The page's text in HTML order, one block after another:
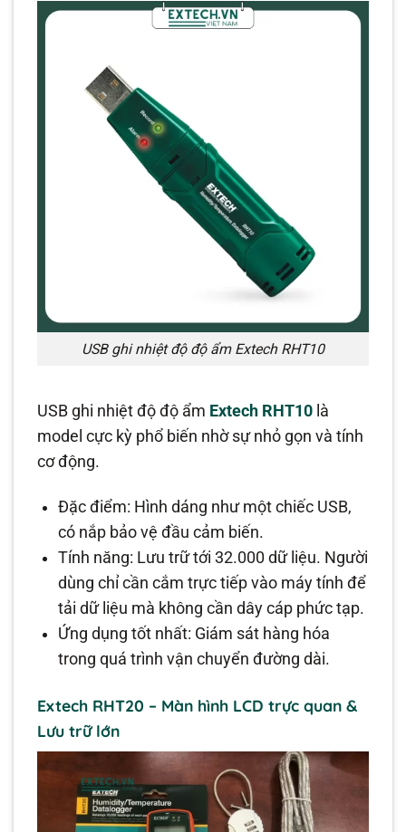
USB ghi nhiệt độ độ ẩm Extech RHT10
USB ghi nhiệt độ độ ẩm Extech RHT10 là
model cực kỳ phổ biến nhờ sự nhỏ gọn và tính
cơ động.
Đặc điểm: Hình dáng như một chiếc USB,
có nắp bảo vệ đầu cảm biến.
Tính năng: Lưu trữ tới 32.000 dữ liệu. Người
dùng chỉ cần cắm trực tiếp vào máy tính để
tải dữ liệu mà không cần dây cáp phức tạp.
Ứng dụng tốt nhất: Giám sát hàng hóa
trong quá trình vận chuyển đường dài.
Extech RHT20 – Màn hình LCD trực quan &
Lưu trữ lớn